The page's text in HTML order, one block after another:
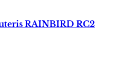
RAINBIRD RC2